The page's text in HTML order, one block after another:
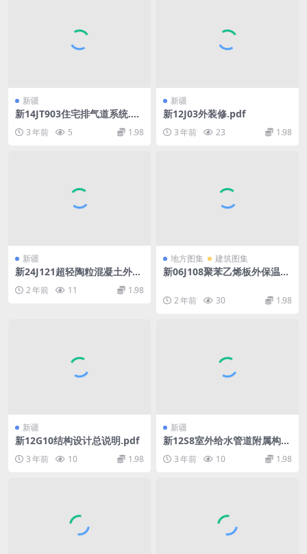
新疆
新14JT903住宅排气道系统.pd
3 年前 5 1.98
新疆
新12J03外装修.pdf
3 年前 23 1.98
新疆
新24J121超轻陶粒混凝土外墙
2 年前 11 1.98
地方图集 建筑图集
新06J108聚苯乙烯板外保温建
2 年前 30 1.98
新疆
新12G10结构设计总说明.pdf
3 年前 10 1.98
新疆
新12S8室外给水管道附属构筑
3 年前 10 1.98